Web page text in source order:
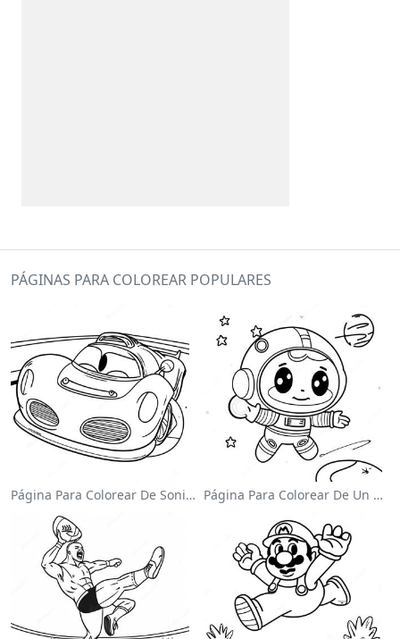
PÁGINAS PARA COLOREAR POPULARES
Página Para Colorear De Sonic El Velocista Página Para Colorear De Un Astronauta Lindo Flotando En El Espacio